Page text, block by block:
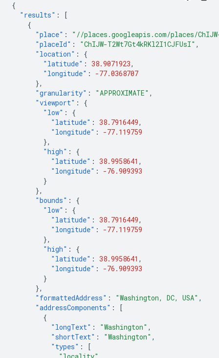
{
"results" :
[
{
"place" :
"//places.googleapis.com/places/
"placeId" : "ChIJW-T2Wt7Gt4kRKl2I1CJFUsI" ,
"location" :
{
"latitude" : 38.9071923,
"longitude" :
-77.0368707
},
"granularity" : "APPROXIMATE" ,
"viewport" :
{
"low" :
{
"latitude" : 38.7916449,
"longitude" :
-77.119759
},
"high" :
{
"latitude" : 38.9958641 ,
"longitude" :
-76.909393
}
},
"bounds" :
{
"low" :
{
"latitude" : 38.7916449,
"longitude" :
-77.119759
},
"high" :
{
"latitude" : 38.9958641 ,
"longitude" :
-76.909393
}
},
"formattedAddress" : "Washington, DC, USA" ,
"addressComponents" :
[
{
"longText" : "Washington" ,
"shortText" : "Washington" ,
"types" :
[